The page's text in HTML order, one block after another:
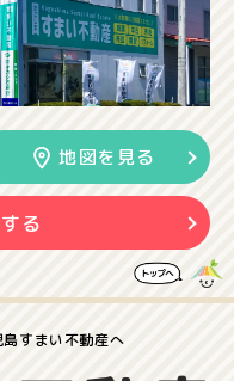
地図を見る
る
島すまい不動産へ